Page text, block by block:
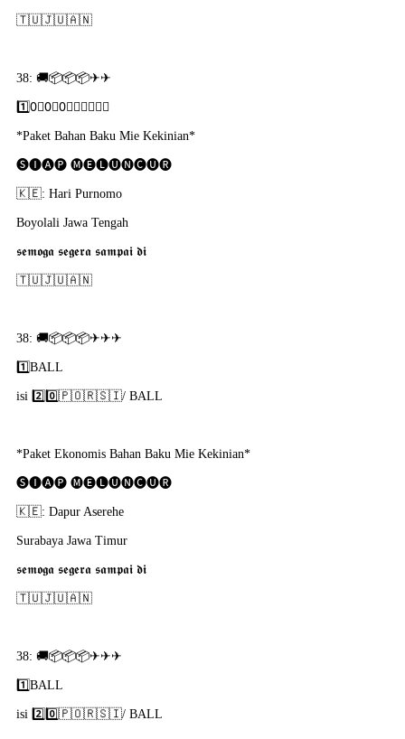
🇹​🇺​🇯​🇺​🇦​🇳
38: 🚚📦📦📦✈✈
1️⃣0⃣0⃣0⃣🇵​🇴​🇷​🇸​🇮​
*Paket Bahan Baku Mie Kekinian*
🅢🅘🅐🅟 🅜🅔🅛🅤🅝🅒🅤🅡
🇰​🇪: Hari Purnomo
Boyolali Jawa Tengah
𝖘𝖊𝖒𝖔𝖌𝖆 𝖘𝖊𝖌𝖊𝖗𝖆 𝖘𝖆𝖒𝖕𝖆𝖎 𝖉𝖎
🇹​🇺​🇯​🇺​🇦​🇳
38: 🚚📦📦📦✈✈✈
1️⃣BALL
isi 2️⃣0️⃣🇵​🇴​🇷​🇸​🇮​/ BALL
*Paket Ekonomis Bahan Baku Mie Kekinian*
🅢🅘🅐🅟 🅜🅔🅛🅤🅝🅒🅤🅡
🇰​🇪: Dapur Aserehe
Surabaya Jawa Timur
𝖘𝖊𝖒𝖔𝖌𝖆 𝖘𝖊𝖌𝖊𝖗𝖆 𝖘𝖆𝖒𝖕𝖆𝖎 𝖉𝖎
🇹​🇺​🇯​🇺​🇦​🇳​
38: 🚚📦📦📦✈✈✈
1️⃣BALL
isi 2️⃣0️⃣🇵​🇴​🇷​🇸​🇮​/ BALL